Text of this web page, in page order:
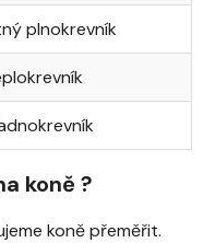
plnokrevník
koně ?
koně přeměřit.